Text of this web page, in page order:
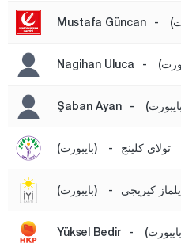
كارس
قيصري
كلّس
قرقلر ايلي
قرشهير
قونيا
Mustafa Güncan -
Nagihan Uluca -
Şaban Ayan -
تولاي كلينج - (بايبورت)
يلماز كيريجي - (بايبورت)
Yüksel Bedir -